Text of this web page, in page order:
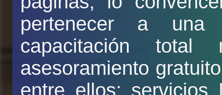
pertenecer a
capacitación
asesoramiento
entre ellos: servicios